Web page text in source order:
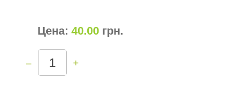
Цена: 40.00 грн.
– +